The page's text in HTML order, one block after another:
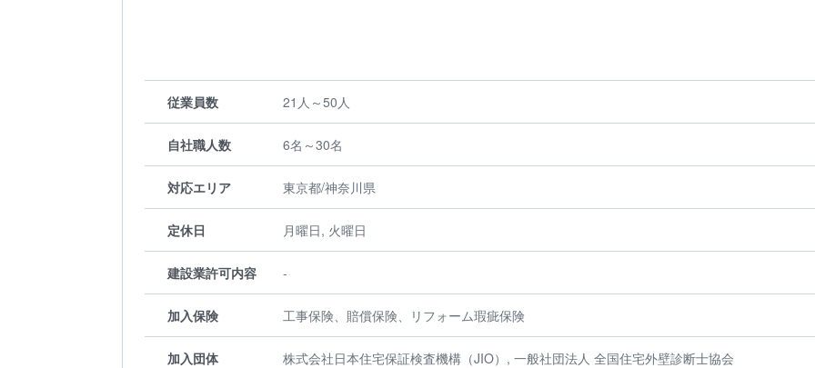
従業員数 21人～50人
自社職人数 6名～30名
対応エリア 東京都/神奈川県
定休日 月曜日, 火曜日
建設業許可内容 -
加入保険 工事保険、賠償保険、リフォーム瑕疵保険
加入団体 株式会社日本住宅保証検査機構（JIO）, 一般社団法人 全国住宅外壁診断士協会